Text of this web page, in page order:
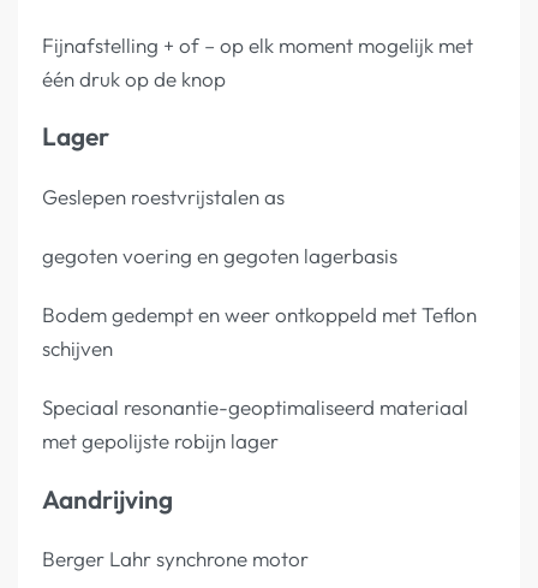
Fijnafstelling + of – op elk moment mogelijk met
één druk op de knop
Lager
Geslepen roestvrijstalen as
gegoten voering en gegoten lagerbasis
Bodem gedempt en weer ontkoppeld met Teflon
schijven
Speciaal resonantie-geoptimaliseerd materiaal
met gepolijste robijn lager
Aandrijving
Berger Lahr synchrone motor